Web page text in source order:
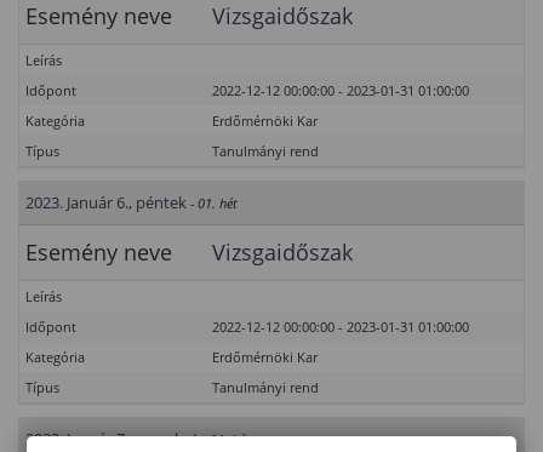
Esemény neve Vizsgaidőszak
Leírás
Időpont
2022-12-12 00:00:00 - 2023-01-31 01:00:00
Kategória
Erdőmérnöki Kar
Típus
Tanulmányi rend
2023. Január 6., péntek - 01. hét
Esemény neve Vizsgaidőszak
Leírás
Időpont
2022-12-12 00:00:00 - 2023-01-31 01:00:00
Kategória
Erdőmérnöki Kar
Típus
Tanulmányi rend
2023. Január 7., szombat - 01. hét